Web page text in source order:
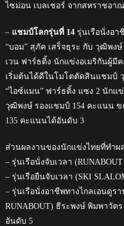
ไซม่อน เบลเชอร์ จากสหราชอา
– แชมป์โลกรุ่นที่ 14รุ่นเรือนั่งอาชี
“บอม” สุภัค เสร็จธุระ กับ วุฒิพง
เวน ฟาร์ธติ้ง นักแข่งอเมริกันผู้
เริ่มต้นได้ดีในโมโตตัดสินแชมป์
“ไอซ์แมน” ฟาร์ธติ้ง แซง 2 นักแ
วุฒิพงษ์ รองแชมป์ 154 คะแนน
135 คะแนนได้อันดับ 3
ส่วนผลงานของนักแข่งไทยที่ทำผ
– รุ่นเรือนั่งจับเวลา
– รุ่นเรือยืนจับเวลา (SKI
– รุ่นเรือนั่งอาชีพทางไกลเอนดูรา
RUNABOUT) ธีระพงษ์ พิมพาวั
อันดับ 5